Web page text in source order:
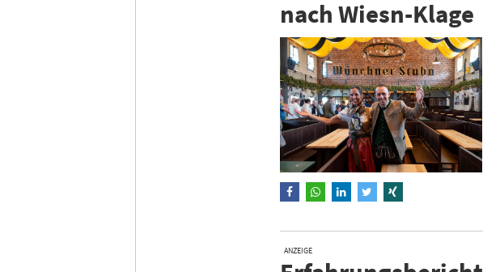
nach Wiesn-Klage
ANZEIGE